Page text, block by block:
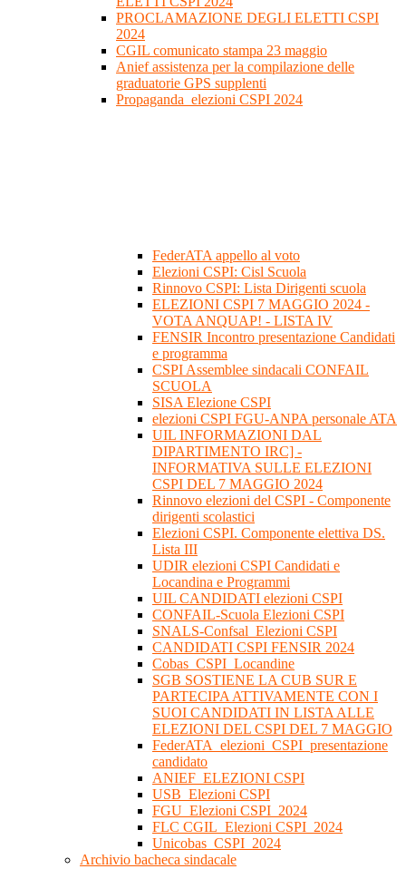
PROCLAMAZIONE DEGLI ELETTI CSPI
2024
CGIL comunicato stampa 23 maggio
Anief assistenza per la compilazione delle
graduatorie GPS supplenti
Propaganda_elezioni CSPI 2024
FederATA appello al voto
Elezioni CSPI: Cisl Scuola
Rinnovo CSPI: Lista Dirigenti scuola
ELEZIONI CSPI 7 MAGGIO 2024 -
VOTA ANQUAP! - LISTA IV
FENSIR Incontro presentazione Candidati
e programma
CSPI Assemblee sindacali CONFAIL
SCUOLA
SISA Elezione CSPI
elezioni CSPI FGU-ANPA personale ATA
UIL INFORMAZIONI DAL
DIPARTIMENTO IRC] -
INFORMATIVA SULLE ELEZIONI
CSPI DEL 7 MAGGIO 2024
Rinnovo elezioni del CSPI - Componente
dirigenti scolastici
Elezioni CSPI. Componente elettiva DS.
Lista III
UDIR elezioni CSPI Candidati e
Locandina e Programmi
UIL CANDIDATI elezioni CSPI
CONFAIL-Scuola Elezioni CSPI
SNALS-Confsal_Elezioni CSPI
CANDIDATI CSPI FENSIR 2024
Cobas_CSPI_Locandine
SGB SOSTIENE LA CUB SUR E
PARTECIPA ATTIVAMENTE CON I
SUOI CANDIDATI IN LISTA ALLE
ELEZIONI DEL CSPI DEL 7 MAGGIO
FederATA_elezioni_CSPI_presentazione
candidato
ANIEF_ELEZIONI CSPI
USB_Elezioni CSPI
FGU_Elezioni CSPI_2024
FLC CGIL_Elezioni CSPI_2024
Unicobas_CSPI_2024
Archivio bacheca sindacale